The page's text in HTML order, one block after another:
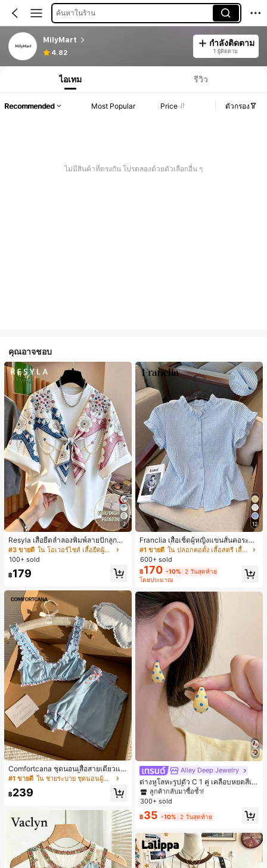
ค้นหาในร้าน
MilyMart
4.82
กำลังติดตาม
1 ผู้ติดตาม
ไอเทม รีวิว
Recommended Most Popular Price ตัวกรอง
ไม่มีสินค้าที่ตรงกัน โปรดลองด้วยตัวเลือกอื่น ๆ
คุณอาจชอบ
7
Resyla เสื้อยืดลำลองพิมพ์ลายปักลูกปัด
รูปโบว์ขนาดใหญ่สำหรับผู้หญิง
#3 ขายดี
ใน โอเวอร์ไซส์ เสื้อยืดผู้หญิง
100+ sold
฿179
Comfortcana ชุดนอนเสื้อสายเดี่ยวแต่
งระบายและกางเกงขาสั้นสำหรับผู้หญิง
#1 ขายดี ใน ชายระบาย ชุดนอนผู้หญิง
฿239
12
Franclia เสื้อเชิ้ตผู้หญิงแขนสั้นคอระบา
ยกระดุมเดี่ยวลายทาง
#1 ขายดี
ใน ปลอกคอตั้ง เสื้อสตรี เสื้อเบลาส์ & Tee
600+ sold
฿170 -10% 2 วันสุดท้าย
โดยประมาณ
Alley Deep Jewelry
ต่างหูโลหะรูปตัว C 1 คู่ เคลือบหยดสีเห
ลือง ลายจุดสีน้ำเงิน สไตล์ยุโรปและอเม
ริกัน แฟชั่นส่วนตัว หวานและสง่างาม
ดินทาง งานแต่งงาน ปาร์ตี้ วันเกิด ของ
#1 ขายดี ใน โบโฮ ต่างหูผู้หญิง
ลูกค้ากลับมาซื้อซ้ำ!
เกือบหมดแล้ว!
#1 ขายดี ใน โบโฮ ต่างหูผู้หญิง
ลูกค้ากลับมาซื้อซ้ำ!
เกือบหมดแล้ว!
#1 ขายดี ใน โบโฮ ต่างหูผู้หญิง
ลูกค้ากลับมาซื้อซ้ำ!
เกือบหมดแล้ว!
#1 ขายดี
ใน โบโฮ ต่างหูผู้หญิง
ลูกค้ากลับมาซื้อซ้ำ!
เกือบหมดแล้ว!
300+ sold
฿35 -10% 2 วันสุดท้าย